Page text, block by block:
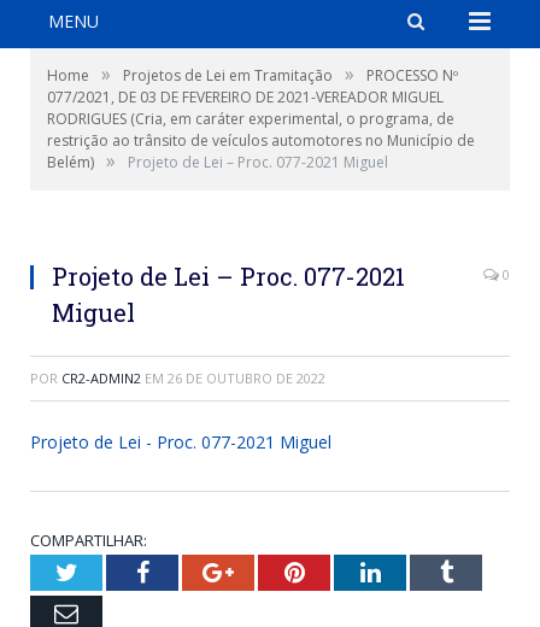
MENU
Home » Projetos de Lei em Tramitação »
PROCESSO Nº
077/2021, DE 03 DE FEVEREIRO DE 2021-VEREADOR MIGUEL
RODRIGUES (Cria, em caráter experimental, o programa, de
restrição ao trânsito de veículos automotores no Município de
Belém) » Projeto de Lei – Proc. 077-2021 Miguel
Projeto de Lei – Proc. 077-2021
Miguel
0
POR CR2-ADMIN2 EM 26 DE OUTUBRO DE 2022
Projeto de Lei - Proc. 077-2021 Miguel
COMPARTILHAR:
TwitterFacebookGoogle+PinterestLinkedInTumblr
Email